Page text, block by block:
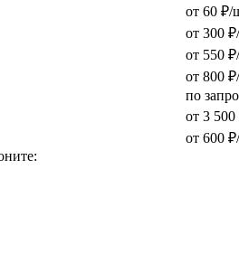
от 60 ₽/
от 300
от 550
от 800
по
от 3
от 600